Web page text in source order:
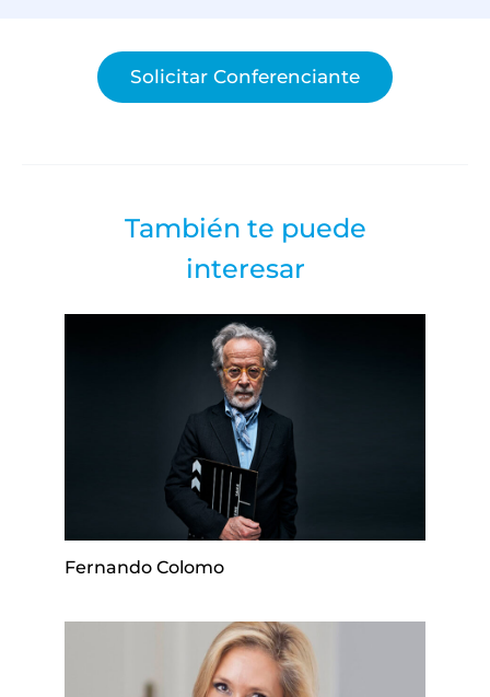
Solicitar Conferenciante
También te puede
interesar
Fernando Colomo